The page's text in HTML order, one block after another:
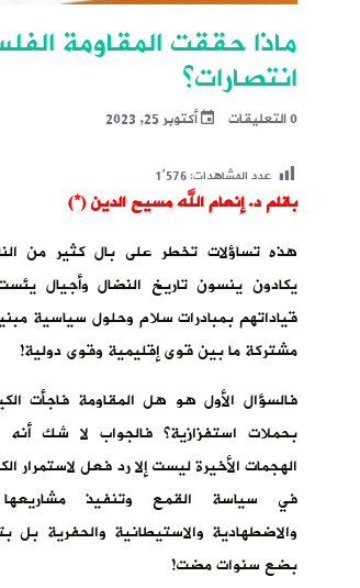
ماذا حققت المقاومة
انتصارات؟
0 التعليقات أكتوبر 25, 2023
عدد المشاهدات:1٬576
بقلم د. إنعام الله مسيح الدين (*)
هذه تساؤلات تخطر على بال كثير من
يكادون ينسون تاريخ النضال وأجيال
قياداتهم بمبادرات سلام وحلول سياسية
مشتركة ما بين قوى إقليمية وقوى دولية!
فالسؤال الأول هو هل المقاومة فاجأت
بحملات استفزازية؟ فالجواب لا شك أنه
الهجمات الأخيرة ليست إلا رد فعل لاستمرار
في سياسة القمع وتنفيذ مشاريعها
والاضطهادية والاستيطانية والحفرية بل
بضع سنوات مضت!